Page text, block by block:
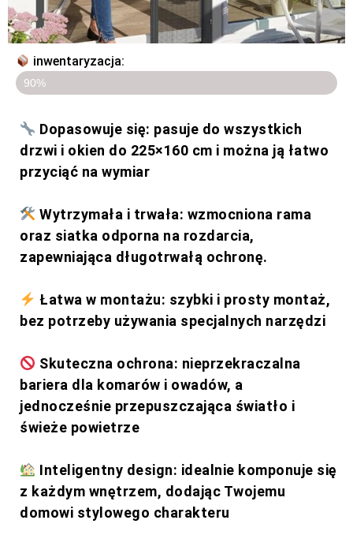
inwentaryzacja:
Ostatnie 4 sztuki
90%
Dopasowuje się: pasuje do wszystkich
drzwi i okien do 225×160 cm i można ją łatwo
przyciąć na wymiar
Wytrzymała i trwała: wzmocniona rama
oraz siatka odporna na rozdarcia,
zapewniająca długotrwałą ochronę.
Łatwa w montażu: szybki i prosty montaż,
bez potrzeby używania specjalnych narzędzi
Skuteczna ochrona: nieprzekraczalna
bariera dla komarów i owadów, a
jednocześnie przepuszczająca światło i
świeże powietrze
Inteligentny design: idealnie komponuje się
z każdym wnętrzem, dodając Twojemu
domowi stylowego charakteru